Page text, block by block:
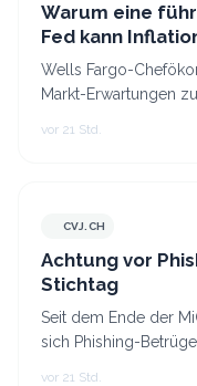
Warum eine
Fed kann
besiegen
Wells Fargo-
Markt-Erwartungen
Notenbank (Fed). Er
vor 21 Std.
CVJ.CHCVJ.CH
Achtung vor
Stichtag
Seit dem Ende der
sich Phishing-
vor 21 Std.